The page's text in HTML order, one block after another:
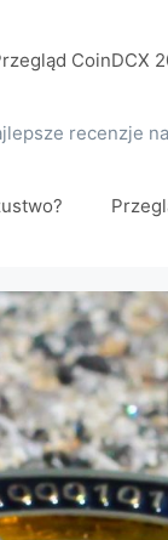
CoinDCX
recenzje